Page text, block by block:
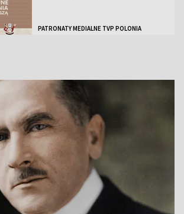
PATRONATY MEDIALNE TVP POLONIA